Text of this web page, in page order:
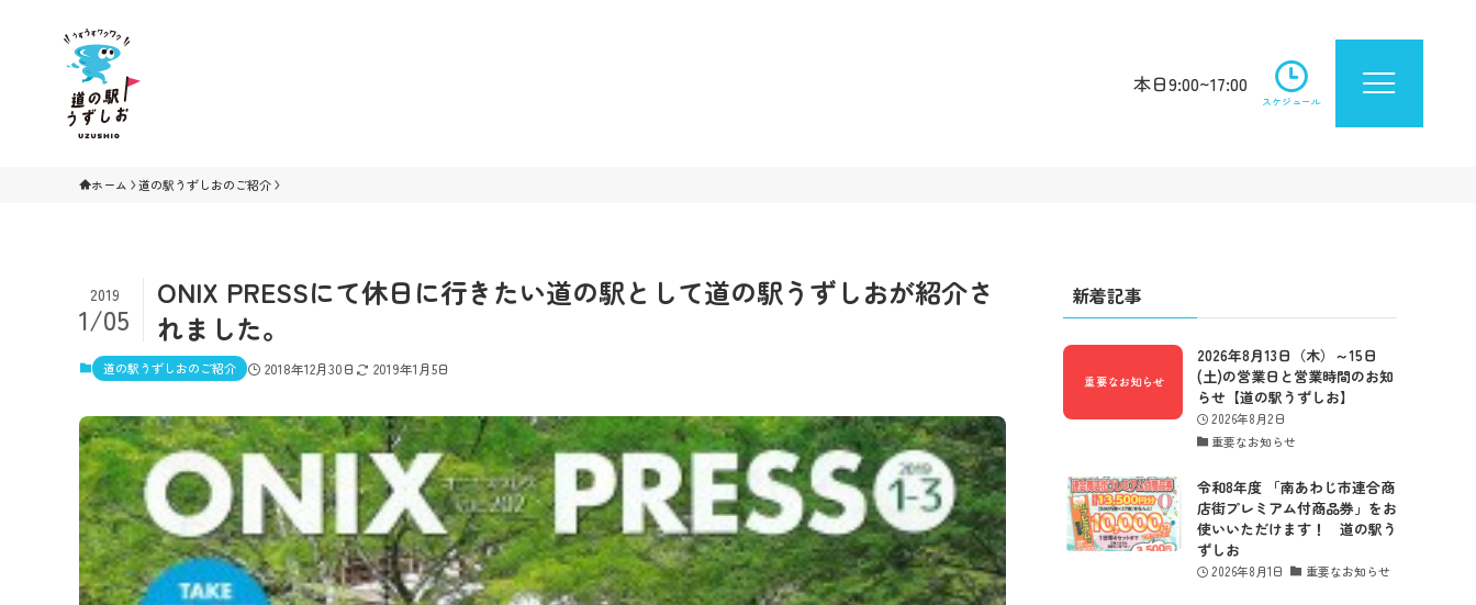
本日9:00~17:00
スケジュール
ホーム 道の駅うずしおのご紹介
ONIX PRESSにて休日に行きたい道の駅として道の駅うずしおが紹介さ
れました。
2019
1/05
道の駅うずしおのご紹介 2018年12月30日 2019年1月5日
新着記事
2026年8月13日（木）～15日
(土)の営業日と営業時間のお知
らせ【道の駅うずしお】
2026年8月2日
重要なお知らせ
令和8年度 「南あわじ市連合商
店街プレミアム付商品券」をお
使いいただけます！ 道の駅う
ずしお
2026年8月1日 重要なお知らせ